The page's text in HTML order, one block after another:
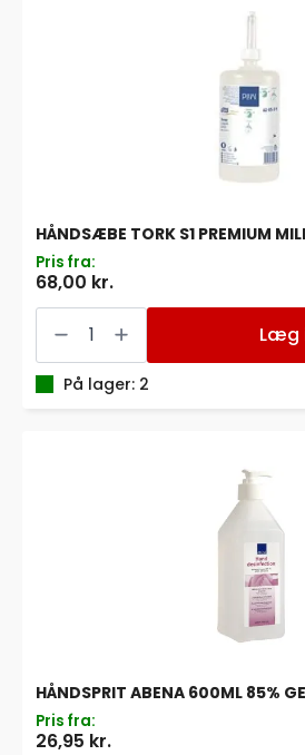
HÅNDSÆBE TORK S1 PREMIUM
Pris fra:
68,00 kr.
HÅNDSÆBE
TORK
PREMIUM
MILD
Læg
På lager: 2
HÅNDSPRIT ABENA 600ML 85%
Pris fra:
26,95 kr.